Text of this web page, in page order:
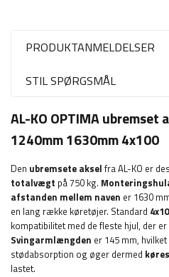
PRODUKTANMELDELSER
STIL SPØRGSMÅL
AL-KO OPTIMA
1240mm 1630mm 4x100
Den ubremsete aksel fra AL-KO er
totalvægt på 750 kg.
afstanden mellem naven er 1630
en lang række køretøjer. Standard
kompatibilitet med de fleste hjul, der
Svingarmlængden er 145 mm,
stødabsorption og øger dermed
lastet.